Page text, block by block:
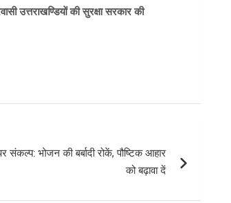
उत्तराखण्डियों की सुरक्षा सरकार की
संकल्प: भोजन की बर्बादी रोकें, पौष्टिक आहार
को बढ़ावा दें